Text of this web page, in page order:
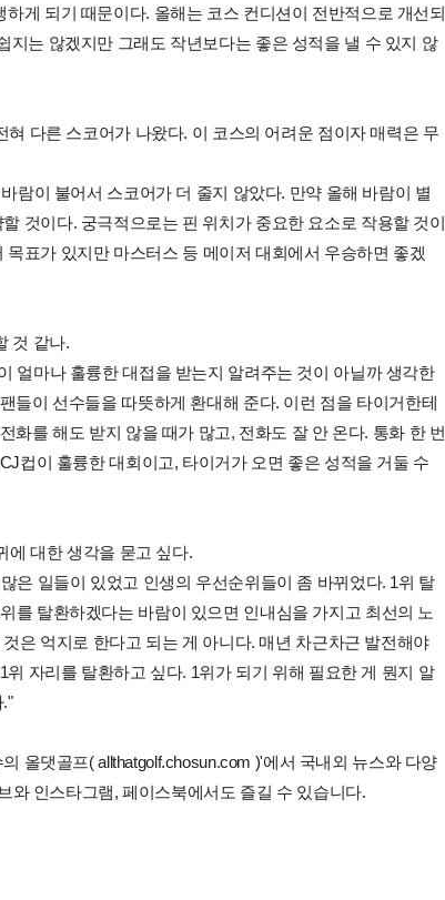
게 되기 때문이다. 올해는 코스 컨디션이 전반적으로 개선되
는 않겠지만 그래도 작년보다는 좋은 성적을 낼 수 있지 않
다른 스코어가 나왔다. 이 코스의 어려운 점이자 매력은 무
람이 불어서 스코어가 더 줄지 않았다. 만약 올해 바람이 별
것이다. 궁극적으로는 핀 위치가 중요한 요소로 작용할 것이
표가 있지만 마스터스 등 메이저 대회에서 우승하면 좋겠
것 같나.
얼마나 훌륭한 대접을 받는지 알려주는 것이 아닐까 생각한
들이 선수들을 따뜻하게 환대해 준다. 이런 점을 타이거한테
화를 해도 받지 않을 때가 많고, 전화도 잘 안 온다. 통화 한 번
컵이 훌륭한 대회이고, 타이거가 오면 좋은 성적을 거둘 수
에 대한 생각을 묻고 싶다.
은 일들이 있었고 인생의 우선순위들이 좀 바뀌었다. 1위 탈
를 탈환하겠다는 바람이 있으면 인내심을 가지고 최선의 노
은 억지로 한다고 되는 게 아니다. 매년 차근차근 발전해야
자리를 탈환하고 싶다. 1위가 되기 위해 필요한 게 뭔지 알
."
올댓골프( allthatgolf.chosun.com )'에서 국내외 뉴스와 다양
와 인스타그램, 페이스북에서도 즐길 수 있습니다.